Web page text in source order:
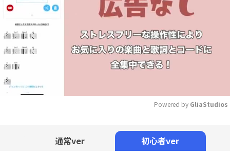
Powered by GliaStudios
通常ver 初心者ver